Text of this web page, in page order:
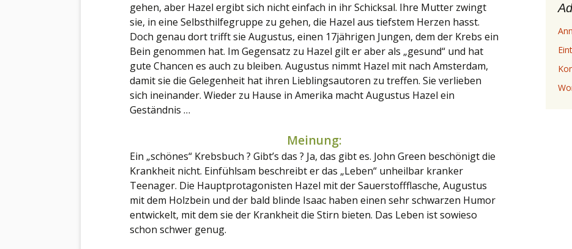
gehen, aber Hazel ergibt sich nicht einfach in ihr Schicksal. Ihre Mutter zwingt
sie, in eine Selbsthilfegruppe zu gehen, die Hazel aus tiefstem Herzen hasst.
Doch genau dort trifft sie Augustus, einen 17jährigen Jungen, dem der Krebs ein
Bein genommen hat. Im Gegensatz zu Hazel gilt er aber als „gesund“ und hat
gute Chancen es auch zu bleiben. Augustus nimmt Hazel mit nach Amsterdam,
damit sie die Gelegenheit hat ihren Lieblingsautoren zu treffen. Sie verlieben
sich ineinander. Wieder zu Hause in Amerika macht Augustus Hazel ein
Geständnis …
Meinung:
Ein „schönes“ Krebsbuch ? Gibt’s das ? Ja, das gibt es. John Green beschönigt die
Krankheit nicht. Einfühlsam beschreibt er das „Leben“ unheilbar kranker
Teenager. Die Hauptprotagonisten Hazel mit der Sauerstoffflasche, Augustus
mit dem Holzbein und der bald blinde Isaac haben einen sehr schwarzen Humor
entwickelt, mit dem sie der Krankheit die Stirn bieten. Das Leben ist sowieso
schon schwer genug.